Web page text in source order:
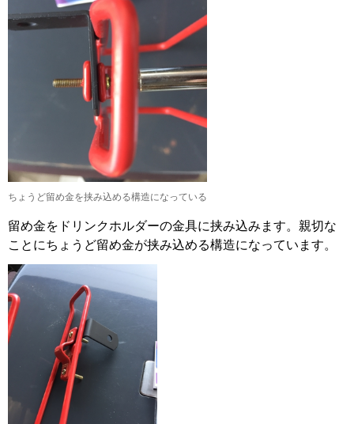
ちょうど留め金を挟み込める構造になっている
留め金をドリンクホルダーの金具に挟み込みます。親切な
ことにちょうど留め金が挟み込める構造になっています。